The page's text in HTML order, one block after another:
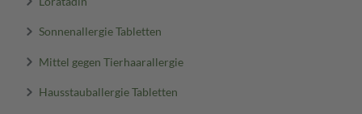
Sonnenallergie Tabletten
Mittel gegen Tierhaarallergie
Hausstauballergie Tabletten